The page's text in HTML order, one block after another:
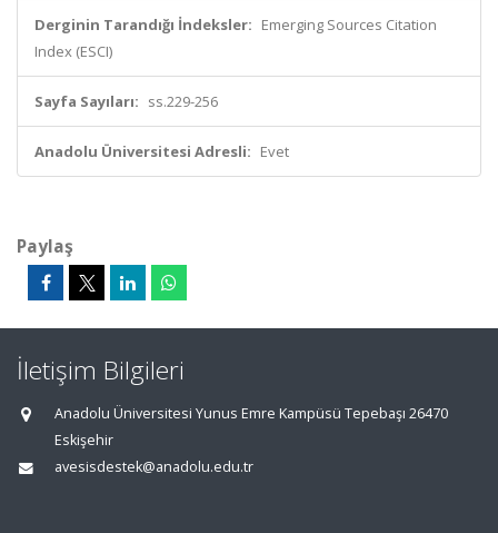
Derginin Tarandığı İndeksler: Emerging Sources Citation
Index (ESCI)
Sayfa Sayıları: ss.229-256
Anadolu Üniversitesi Adresli: Evet
Paylaş
İletişim Bilgileri
Anadolu Üniversitesi Yunus Emre Kampüsü Tepebaşı 26470
Eskişehir
avesisdestek@anadolu.edu.tr